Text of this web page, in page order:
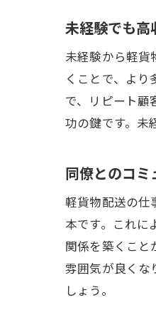
未経験でも高
未経験から軽貨
くことで、よ
で、リピート顧
功の鍵です。未
同僚とのコ
軽貨物配送の仕
本です。これに
関係を築くこと
雰囲気が良くな
しょう。